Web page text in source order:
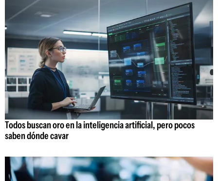
Todos buscan oro en la inteligencia artificial, pero pocos
saben dónde cavar